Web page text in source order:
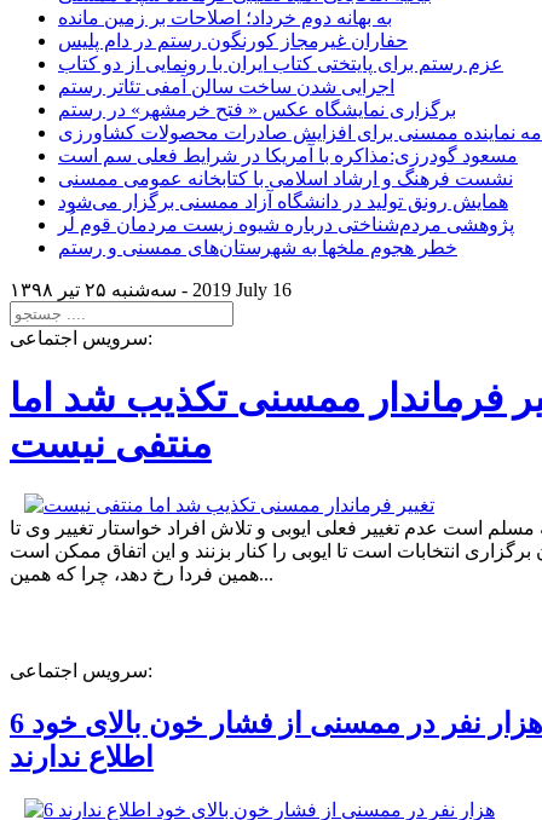
به بهانه دوم خرداد؛ اصلاحات بر زمین مانده
حفاران غیرمجاز کورنگون رستم در دام پلیس
عزم رستم برای پایتختی کتاب ایران با رونمایی از دو کتاب
اجرایی شدن ساخت سالن آمفی تئاتر رستم
برگزاری نمایشگاه عکس « فتح خرمشهر» در رستم
نماینده ممسنی برای افزایش صادرات محصولات کشاورزی
مسعود گودرزی:مذاکره با آمریکا در شرایط فعلی سم است
نشست فرهنگ و ارشاد اسلامی با کتابخانه عمومی ممسنی
همایش رونق تولید در دانشگاه آزاد ممسنی برگزار می‌شود
پژوهشی مردم‌شناختی درباره شیوه زیست مردمان قوم لُر
خطر هجوم ملخها به شهرستان‌های ممسنی و رستم
سه‌شنبه ۲۵ تير ۱۳۹۸ - 2019 July 16
سرویس اجتماعی:
فرماندار ممسنی تکذیب شد اما
منتفی نیست
مسلم است عدم تغییر فعلی ایوبی و تلاش افراد خواستار تغییر وی تا
برگزاری انتخابات است تا ایوبی را کنار بزنند و این اتفاق ممکن است
همین فردا رخ دهد، چرا که همین...
سرویس اجتماعی:
6 هزار نفر در ممسنی از فشار خون بالای خود
اطلاع ندارند